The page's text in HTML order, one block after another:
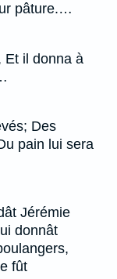
pâture.…
Et il donna à
Des
pain lui sera
Jérémie
donnât
fût